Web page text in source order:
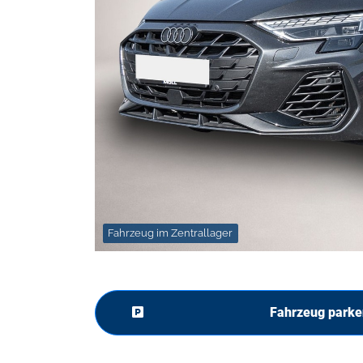
Fahrzeug im Zentrallager
Fahrzeug